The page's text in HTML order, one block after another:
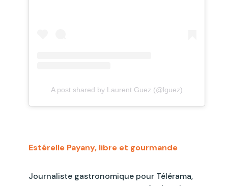
A post shared by Laurent Guez (@lguez)
Estérelle Payany, libre et gourmande
Journaliste gastronomique pour Télérama,